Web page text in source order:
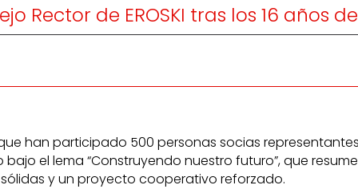
de EROSKI tras los 16 años
han participado 500 personas socias
el lema “Construyendo nuestro futuro”, que
y un proyecto cooperativo reforzado.